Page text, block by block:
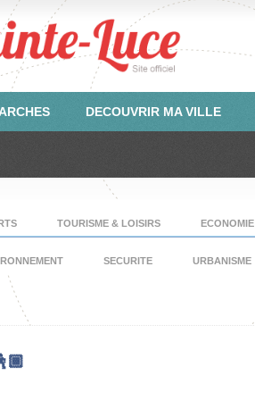
DECOUVRIR MA VILLE
TOURISME & LOISIRS ECONOMIE
SECURITE URBANISME